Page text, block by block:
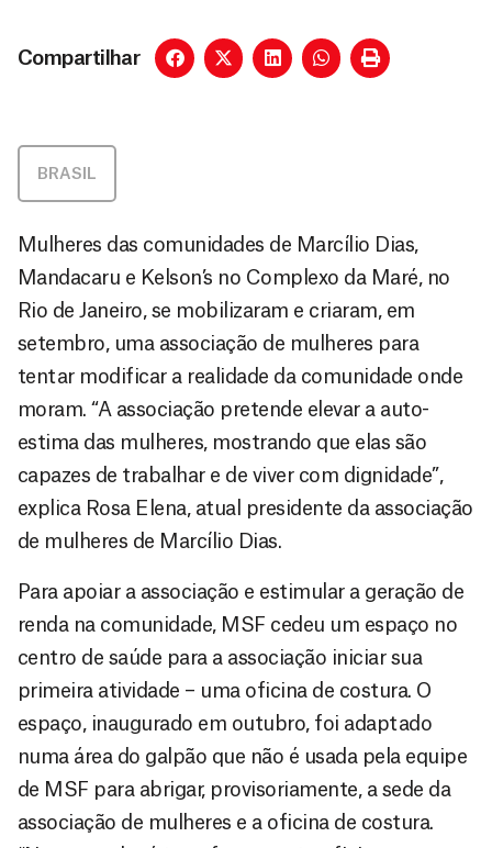
Compartilhar
BRASIL
Mulheres das comunidades de Marcílio Dias,
Mandacaru e Kelson’s no Complexo da Maré, no
Rio de Janeiro, se mobilizaram e criaram, em
setembro, uma associação de mulheres para
tentar modificar a realidade da comunidade onde
moram. “A associação pretende elevar a auto-
estima das mulheres, mostrando que elas são
capazes de trabalhar e de viver com dignidade”,
explica Rosa Elena, atual presidente da associação
de mulheres de Marcílio Dias.
Para apoiar a associação e estimular a geração de
renda na comunidade, MSF cedeu um espaço no
centro de saúde para a associação iniciar sua
primeira atividade – uma oficina de costura. O
espaço, inaugurado em outubro, foi adaptado
numa área do galpão que não é usada pela equipe
de MSF para abrigar, provisoriamente, a sede da
associação de mulheres e a oficina de costura.